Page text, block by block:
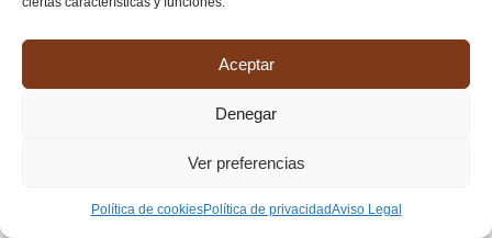
Aceptar
Denegar
Ver preferencias
Política de cookiesPolítica de privacidadAviso Legal